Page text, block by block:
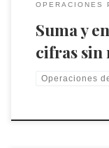
OPERACIONES
Suma y
cifras sin
Operaciones